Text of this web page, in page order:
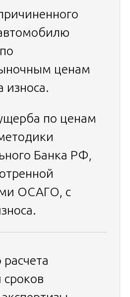
ценам
износа.
по ценам
Банка РФ,
ОСАГО, с
сроков